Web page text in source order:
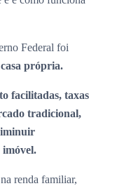
Federal foi
própria.
facilitadas, taxas
tradicional,
renda familiar,